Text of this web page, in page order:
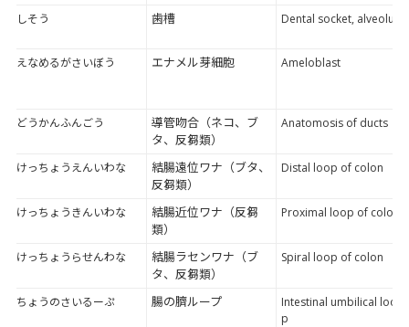
しそう 歯槽 Dental socket, alveolus
えなめるがさいぼう エナメル芽細胞 Ameloblast
どうかんふんごう
導管吻合（ネコ、ブ
タ、反芻類）
Anatomosis of ducts
けっちょうえんいわな
結腸遠位ワナ（ブタ、
反芻類）
Distal loop of colon
けっちょうきんいわな
結腸近位ワナ（反芻
類）
Proximal loop of colon
けっちょうらせんわな
結腸ラセンワナ（ブ
タ、反芻類）
Spiral loop of colon
ちょうのさいるーぷ 腸の臍ループ
Intestinal umbilical loo
p